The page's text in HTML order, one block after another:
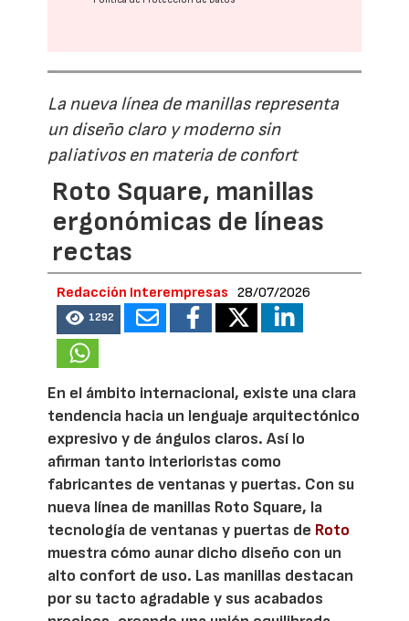
La nueva línea de manillas representa
un diseño claro y moderno sin
paliativos en materia de confort
Roto Square, manillas
ergonómicas de líneas
rectas
Redacción Interempresas 28/07/2026
1292
En el ámbito internacional, existe una clara
tendencia hacia un lenguaje arquitectónico
expresivo y de ángulos claros. Así lo
afirman tanto interioristas como
fabricantes de ventanas y puertas. Con su
nueva línea de manillas Roto Square, la
tecnología de ventanas y puertas de Roto
muestra cómo aunar dicho diseño con un
alto confort de uso. Las manillas destacan
por su tacto agradable y sus acabados